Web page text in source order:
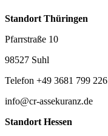
Standort Thüringen
Pfarrstraße 10
98527 Suhl
Telefon +49 3681 799 226
info@cr-assekuranz.de
Standort Hessen